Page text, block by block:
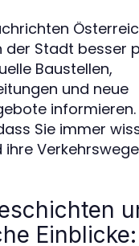
der Stadt besser
Baustellen,
und neue
Sie immer
Einblicke: